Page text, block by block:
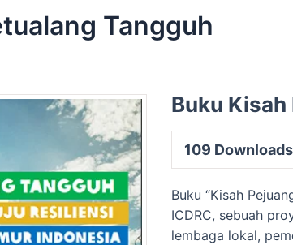
Tangguh
Buku Kisah
109 Downloads
Buku “Kisah
ICDRC, sebuah
lembaga lokal,